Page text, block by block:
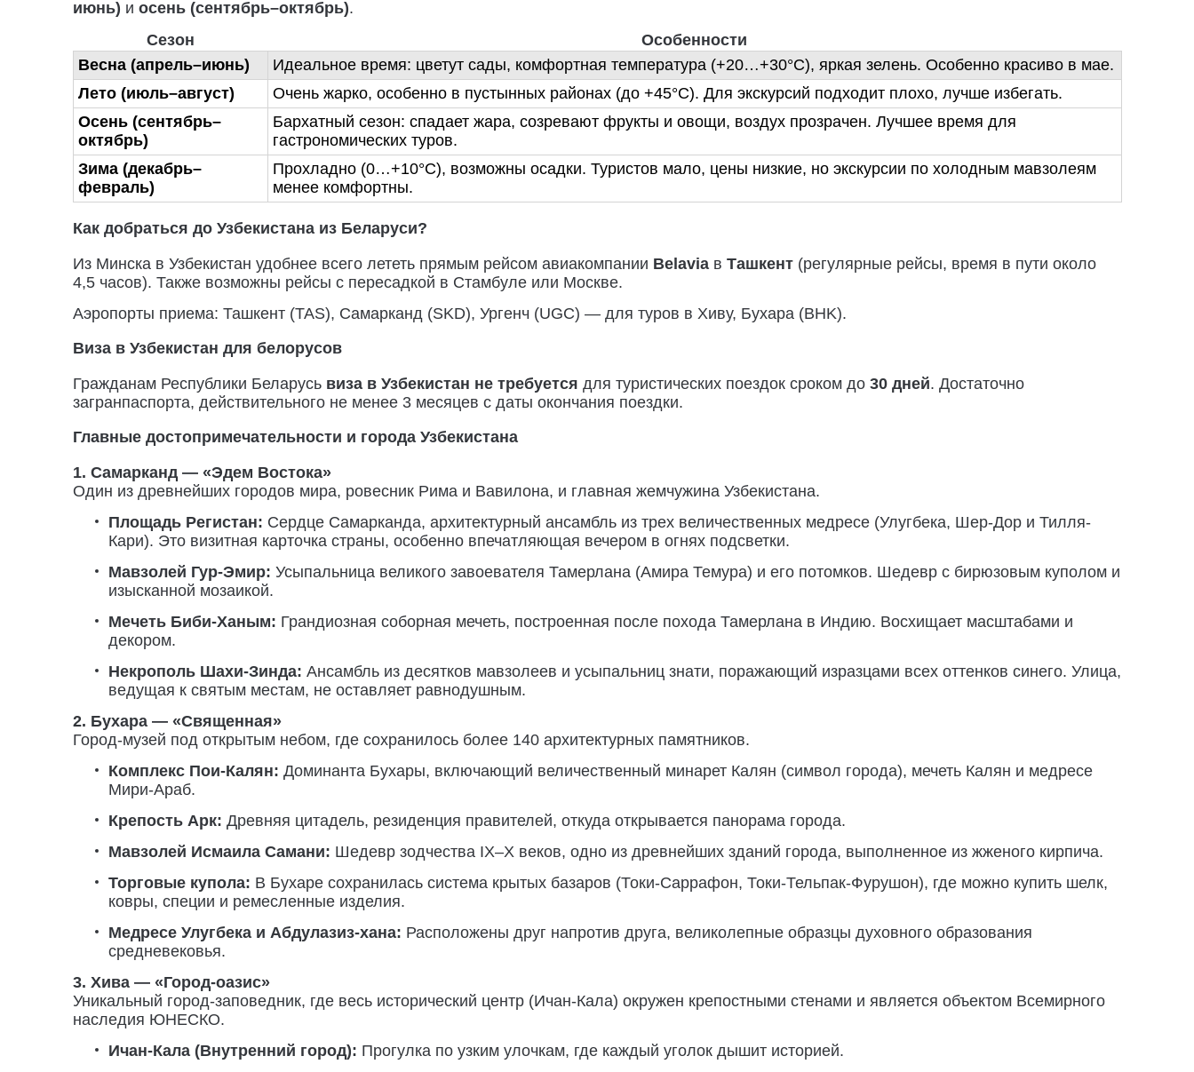
июнь) и осень (сентябрь–октябрь).
Сезон
Особенности
Весна (апрель–июнь)
Идеальное время: цветут сады, комфортная температура (+20…+30°C), яркая зелень. Особенно красиво в мае.
Лето (июль–август)
Очень жарко, особенно в пустынных районах (до +45°C). Для экскурсий подходит плохо, лучше избегать.
Осень (сентябрь–
октябрь)
Бархатный сезон: спадает жара, созревают фрукты и овощи, воздух прозрачен. Лучшее время для
гастрономических туров.
Зима (декабрь–
февраль)
Прохладно (0…+10°C), возможны осадки. Туристов мало, цены низкие, но экскурсии по холодным мавзолеям
менее комфортны.
Как добраться до Узбекистана из Беларуси?
Из Минска в Узбекистан удобнее всего лететь прямым рейсом авиакомпании Belavia в Ташкент (регулярные рейсы, время в пути около
4,5 часов). Также возможны рейсы с пересадкой в Стамбуле или Москве.
Аэропорты приема: Ташкент (TAS), Самарканд (SKD), Ургенч (UGC) — для туров в Хиву, Бухара (BHK).
Виза в Узбекистан для белорусов
Гражданам Республики Беларусь виза в Узбекистан не требуется для туристических поездок сроком до 30 дней. Достаточно
загранпаспорта, действительного не менее 3 месяцев с даты окончания поездки.
Главные достопримечательности и города Узбекистана
1. Самарканд — «Эдем Востока»
Один из древнейших городов мира, ровесник Рима и Вавилона, и главная жемчужина Узбекистана.
Площадь Регистан: Сердце Самарканда, архитектурный ансамбль из трех величественных медресе (Улугбека, Шер-Дор и Тилля-
Кари). Это визитная карточка страны, особенно впечатляющая вечером в огнях подсветки.
Мавзолей Гур-Эмир: Усыпальница великого завоевателя Тамерлана (Амира Темура) и его потомков. Шедевр с бирюзовым куполом и
изысканной мозаикой.
Мечеть Биби-Ханым: Грандиозная соборная мечеть, построенная после похода Тамерлана в Индию. Восхищает масштабами и
декором.
Некрополь Шахи-Зинда: Ансамбль из десятков мавзолеев и усыпальниц знати, поражающий изразцами всех оттенков синего. Улица,
ведущая к святым местам, не оставляет равнодушным.
2. Бухара — «Священная»
Город-музей под открытым небом, где сохранилось более 140 архитектурных памятников.
Комплекс Пои-Калян: Доминанта Бухары, включающий величественный минарет Калян (символ города), мечеть Калян и медресе
Мири-Араб.
Крепость Арк: Древняя цитадель, резиденция правителей, откуда открывается панорама города.
Мавзолей Исмаила Самани: Шедевр зодчества IX–X веков, одно из древнейших зданий города, выполненное из жженого кирпича.
Торговые купола: В Бухаре сохранилась система крытых базаров (Токи-Саррафон, Токи-Тельпак-Фурушон), где можно купить шелк,
ковры, специи и ремесленные изделия.
Медресе Улугбека и Абдулазиз-хана: Расположены друг напротив друга, великолепные образцы духовного образования
средневековья.
3. Хива — «Город-оазис»
Уникальный город-заповедник, где весь исторический центр (Ичан-Кала) окружен крепостными стенами и является объектом Всемирного
наследия ЮНЕСКО.
Ичан-Кала (Внутренний город): Прогулка по узким улочкам, где каждый уголок дышит историей.